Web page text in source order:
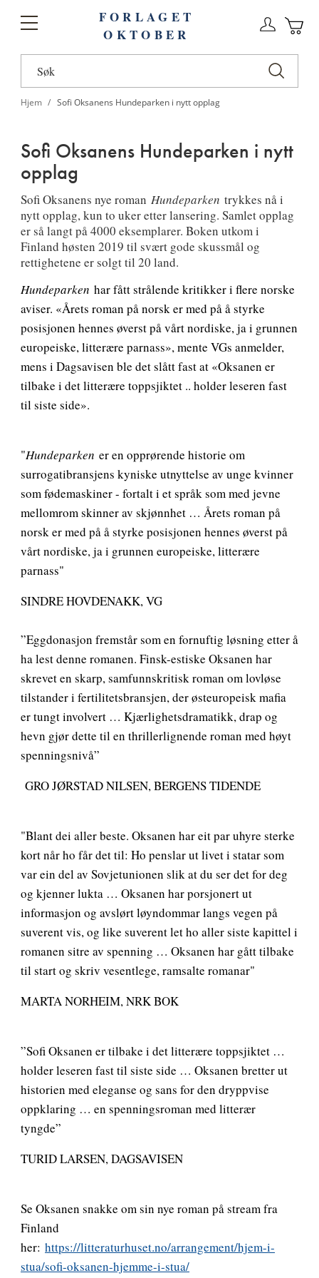
Toggle
FORLAGET
OKTOBER
Hjem Sofi Oksanens Hundeparken i nytt opplag
Sofi Oksanens Hundeparken i nytt
opplag
Sofi Oksanens nye roman Hundeparken trykkes nå i
nytt opplag, kun to uker etter lansering. Samlet opplag
er så langt på 4000 eksemplarer. Boken utkom i
Finland høsten 2019 til svært gode skussmål og
rettighetene er solgt til 20 land.
Hundeparken har fått strålende kritikker i flere norske
aviser. «Årets roman på norsk er med på å styrke
posisjonen hennes øverst på vårt nordiske, ja i grunnen
europeiske, litterære parnass», mente VGs anmelder,
mens i Dagsavisen ble det slått fast at «Oksanen er
tilbake i det litterære toppsjiktet .. holder leseren fast
til siste side».
"Hundeparken er en opprørende historie om
surrogatibransjens kyniske utnyttelse av unge kvinner
som fødemaskiner - fortalt i et språk som med jevne
mellomrom skinner av skjønnhet … Årets roman på
norsk er med på å styrke posisjonen hennes øverst på
vårt nordiske, ja i grunnen europeiske, litterære
parnass"
SINDRE HOVDENAKK, VG
”Eggdonasjon fremstår som en fornuftig løsning etter å
ha lest denne romanen. Finsk-estiske Oksanen har
skrevet en skarp, samfunnskritisk roman om lovløse
tilstander i fertilitetsbransjen, der østeuropeisk mafia
er tungt involvert … Kjærlighetsdramatikk, drap og
hevn gjør dette til en thrillerlignende roman med høyt
spenningsnivå”
GRO JØRSTAD NILSEN, BERGENS TIDENDE
"Blant dei aller beste. Oksanen har eit par uhyre sterke
kort når ho får det til: Ho penslar ut livet i statar som
var ein del av Sovjetunionen slik at du ser det for deg
og kjenner lukta … Oksanen har porsjonert ut
informasjon og avslørt løyndommar langs vegen på
suverent vis, og like suverent let ho aller siste kapittel i
romanen sitre av spenning … Oksanen har gått tilbake
til start og skriv vesentlege, ramsalte romanar"
MARTA NORHEIM, NRK BOK
”Sofi Oksanen er tilbake i det litterære toppsjiktet …
holder leseren fast til siste side … Oksanen bretter ut
historien med eleganse og sans for den dryppvise
oppklaring … en spenningsroman med litterær
tyngde”
TURID LARSEN, DAGSAVISEN
Se Oksanen snakke om sin nye roman på stream fra
Finland
her: https://litteraturhuset.no/arrangement/hjem-i-
stua/sofi-oksanen-hjemme-i-stua/